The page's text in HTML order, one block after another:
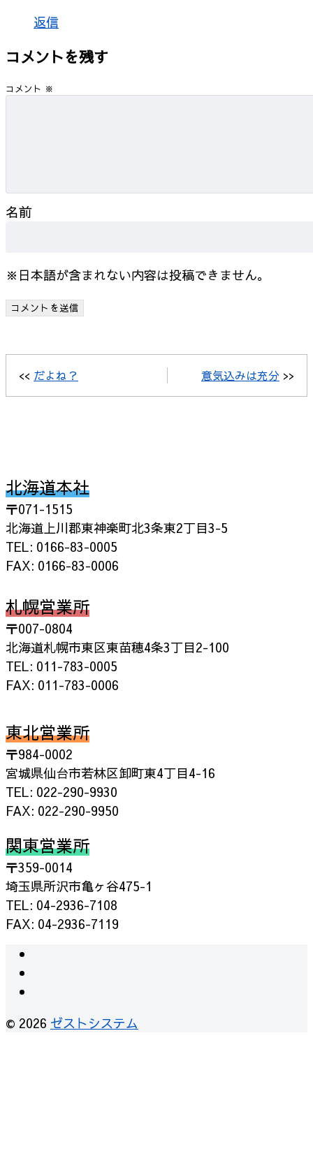
返信
コメントを残す
コメント ※
名前
※日本語が含まれない内容は投稿できません。
<< だよね？ 意気込みは充分 >>
北海道本社
〒071-1515
北海道上川郡東神楽町北3条東2丁目3-5
TEL: 0166-83-0005
FAX: 0166-83-0006
札幌営業所
〒007-0804
北海道札幌市東区東苗穂4条3丁目2-100
TEL: 011-783-0005
FAX: 011-783-0006
東北営業所
〒984-0002
宮城県仙台市若林区卸町東4丁目4-16
TEL: 022-290-9930
FAX: 022-290-9950
関東営業所
〒359-0014
埼玉県所沢市亀ヶ谷475-1
TEL: 04-2936-7108
FAX: 04-2936-7119
© 2026 ゼストシステム